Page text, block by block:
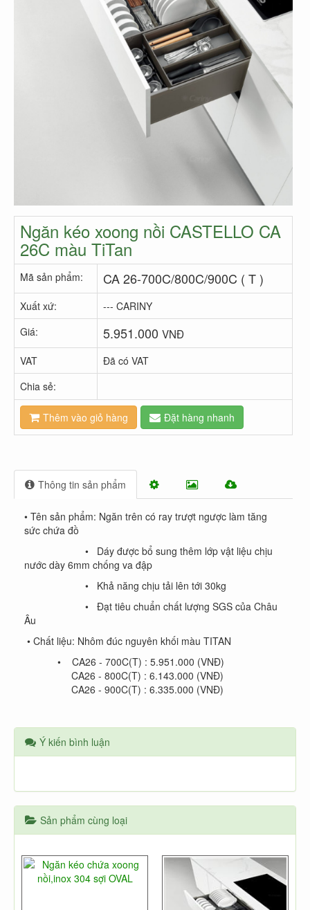
Ngăn kéo xoong nồi CASTELLO CA
26C màu TiTan
Mã sản phẩm: CA 26-700C/800C/900C ( T )
Xuất xứ:
--- CARINY
Giá:
5.951.000 VNĐ
VAT
Đã có VAT
Chia sẻ:
Thêm vào giỏ hàng Đặt hàng nhanh
Thông tin sản phẩm
• Tên sản phẩm: Ngăn trên có ray trượt ngược làm tăng
sức chứa đồ
• Dáy được bổ sung thêm lớp vật liệu chịu
nước dày 6mm chống va đập
• Khả năng chịu tải lên tới 30kg
• Đạt tiêu chuẩn chất lượng SGS của Châu
Âu
• Chất liệu: Nhôm đúc nguyên khối màu TITAN
• CA26 - 700C(T) : 5.951.000 (VNĐ)
CA26 - 800C(T) : 6.143.000 (VNĐ)
CA26 - 900C(T) : 6.335.000 (VNĐ)
Ý kiến bình luận
Sản phẩm cùng loại